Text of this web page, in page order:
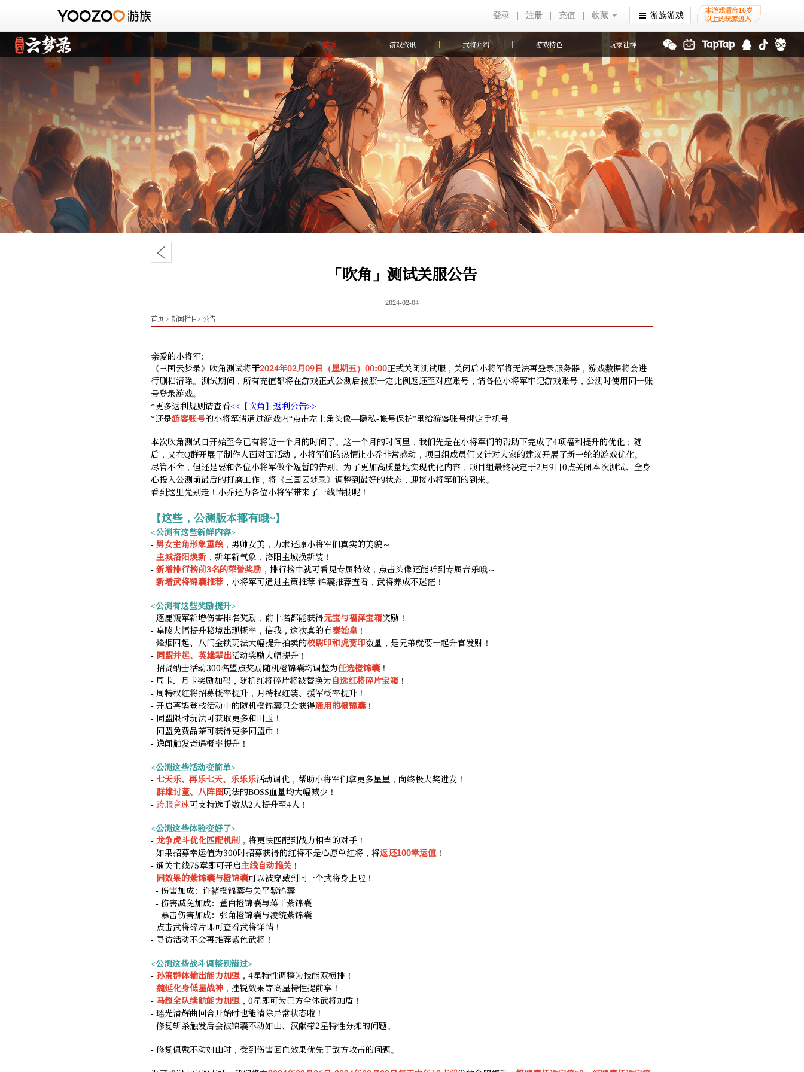
登录 注册 充值 收藏
收藏 游族游戏
首页 游戏资讯 武将介绍 游戏特色 玩家社群
「吹角」测试关服公告
2024-02-04
首页>新闻栏目>公告
亲爱的小将军：
《三国云梦录》吹角测试将于2024年02月09日（星期五）00:00正式关闭测试服，关闭后小将军将无法再登录服务器，游戏数据将会进
行删档清除。测试期间，所有充值都将在游戏正式公测后按照一定比例返还至对应账号，请各位小将军牢记游戏账号，公测时使用同一账
号登录游戏。
*更多返利规则请查看<<【吹角】返利公告>>
*还是游客账号的小将军请通过游戏内“点击左上角头像—隐私-帐号保护”里给游客账号绑定手机号
本次吹角测试自开始至今已有将近一个月的时间了。这一个月的时间里，我们先是在小将军们的帮助下完成了4项福利提升的优化；随
后，又在Q群开展了制作人面对面活动，小将军们的热情让小乔非常感动，项目组成员们又针对大家的建议开展了新一轮的游戏优化。
尽管不舍，但还是要和各位小将军做个短暂的告别。为了更加高质量地实现优化内容，项目组最终决定于2月9日0点关闭本次测试、全身
心投入公测前最后的打磨工作，将《三国云梦录》调整到最好的状态，迎接小将军们的到来。
看到这里先别走！小乔还为各位小将军带来了一线情报呢！
【这些，公测版本都有哦~】
<公测有这些新鲜内容>
- 男女主角形象重绘，男帅女美，力求还原小将军们真实的美貌～
- 主城洛阳焕新 ，新年新气象，洛阳主城换新装！
- 新增排行榜前3名的荣誉奖励 ，排行榜中就可看见专属特效，点击头像还能听到专属音乐哦～
- 新增武将锦囊推荐 ，小将军可通过主策推荐-锦囊推荐查看，武将养成不迷茫！
<公测有这些奖励提升>
- 逐鹿叛军新增伤害排名奖励，前十名都能获得元宝与福泽宝箱奖励！
- 皇陵大幅提升秘境出现概率，信我，这次真的有秦始皇 ！
- 烽烟四起、八门金锁玩法大幅提升拍卖的校尉印和虎贲印数量，是兄弟就要一起升官发财！
- 同盟并起、英雄辈出活动奖励大幅提升！
- 招贤纳士活动300名望点奖励随机橙锦囊均调整为任选橙锦囊！
- 周卡、月卡奖励加码，随机红将碎片将被替换为自选红将碎片宝箱 ！
- 周特权红将招募概率提升，月特权红装、援军概率提升！
- 开启喜鹊登枝活动中的随机橙锦囊只会获得通用的橙锦囊！
- 同盟限时玩法可获取更多和田玉！
- 同盟免费品茶可获得更多同盟币！
- 逸闻触发奇遇概率提升！
<公测这些活动变简单>
- 七天乐、再乐七天、乐乐乐活动调优，帮助小将军们拿更多星星，向终极大奖进发！
- 群雄讨董、八阵图玩法的BOSS血量均大幅减少！
- 跨服竞速可支持选手数从2人提升至4人！
<公测这些体验变好了>
- 龙争虎斗优化匹配机制 ，将更快匹配到战力相当的对手！
- 如果招募幸运值为300时招募获得的红将不是心愿单红将，将返还100幸运值 ！
- 通关主线75章即可开启主线自动推关 ！
- 同效果的紫锦囊与橙锦囊可以被穿戴到同一个武将身上啦！
- 伤害加成：许褚橙锦囊与关平紫锦囊
- 伤害减免加成：董白橙锦囊与蒋干紫锦囊
- 暴击伤害加成：张角橙锦囊与凌统紫锦囊
- 点击武将碎片即可查看武将详情！
- 寻访活动不会再推荐紫色武将！
<公测这些战斗调整别错过>
- 孙策群体输出能力加强 ，4星特性调整为技能双横排！
- 魏延化身低星战神 ，挫锐效果等高星特性提前享！
- 马超全队续航能力加强 ，0星即可为己方全体武将加盾！
- 瑶光清辉曲回合开始时也能清除异常状态啦！
- 修复斩杀触发后会被锦囊不动如山、汉献帝2星特性分摊的问题。
- 修复佩戴不动如山时，受到伤害回血效果优先于敌方攻击的问题。